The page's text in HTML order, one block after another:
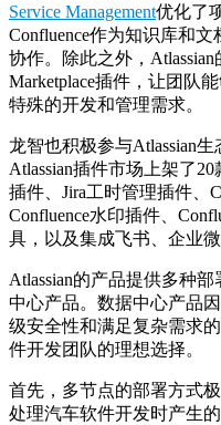
Service Management优化了
Confluence作为知识库和
协作。除此之外，
Marketplace插件，让团队
特殊的开发和管理需求。
龙智也积极参与Atlassian
Atlassian插件市场上架了
插件、Jira工时管理插件、
Confluence水印插件、
具，以及集成飞书、企业
Atlassian的产品提供多种
中心产品。数据中心产品
级安全性和满足复杂需求
件开发团队的理想选择。
首先，多节点的部署方式
处理汽车软件开发时产生